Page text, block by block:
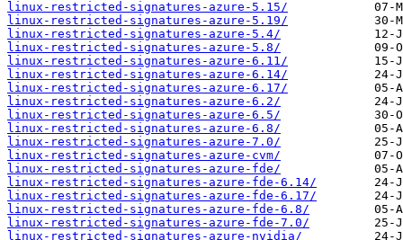
linux-restricted-signatures-azure-5.15/
linux-restricted-signatures-azure-5.19/
linux-restricted-signatures-azure-5.4/
linux-restricted-signatures-azure-5.8/
linux-restricted-signatures-azure-6.11/
linux-restricted-signatures-azure-6.14/
linux-restricted-signatures-azure-6.17/
linux-restricted-signatures-azure-6.2/
linux-restricted-signatures-azure-6.5/
linux-restricted-signatures-azure-6.8/
linux-restricted-signatures-azure-7.0/
linux-restricted-signatures-azure-cvm/
linux-restricted-signatures-azure-fde/
linux-restricted-signatures-azure-fde-6.14/
linux-restricted-signatures-azure-fde-6.17/
linux-restricted-signatures-azure-fde-6.8/
linux-restricted-signatures-azure-fde-7.0/
linux-restricted-signatures-azure-nvidia/